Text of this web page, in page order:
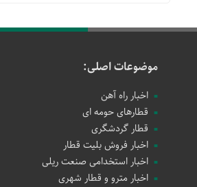
موضوعات اصلی:
اخبار راه آهن
قطارهای حومه ای
قطار گردشگری
اخبار فروش بلیت قطار
اخبار استخدامی صنعت ریلی
اخبار مترو و قطار شهری